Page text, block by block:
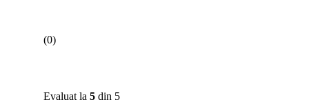
(0)
Evaluat la 5 din 5